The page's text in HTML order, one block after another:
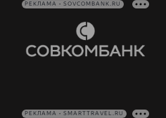
РЕКЛАМА • SOVCOMBANK.RU
РЕКЛАМА • SMARTTRAVEL.RU